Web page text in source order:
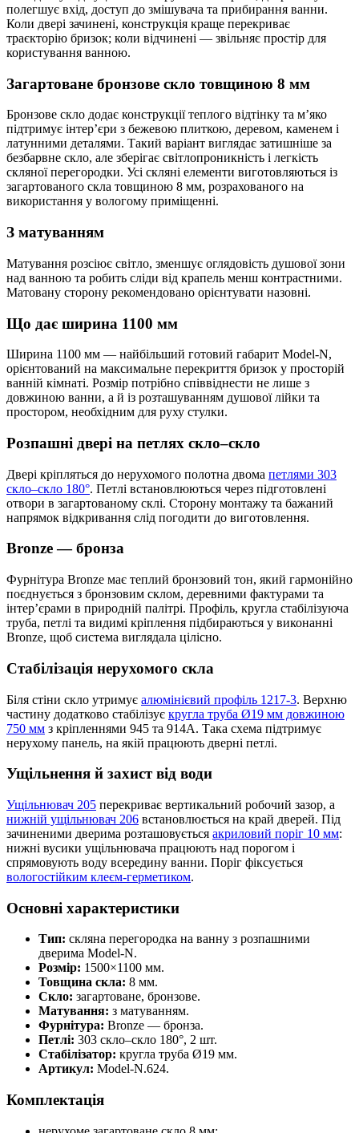
полегшує вхід, доступ до змішувача та прибирання ванни.
Коли двері зачинені, конструкція краще перекриває
траєкторію бризок; коли відчинені — звільняє простір для
користування ванною.
Загартоване бронзове скло товщиною 8 мм
Бронзове скло додає конструкції теплого відтінку та м’яко
підтримує інтер’єри з бежевою плиткою, деревом, каменем і
латунними деталями. Такий варіант виглядає затишніше за
безбарвне скло, але зберігає світлопроникність і легкість
скляної перегородки. Усі скляні елементи виготовляються із
загартованого скла товщиною 8 мм, розрахованого на
використання у вологому приміщенні.
З матуванням
Матування розсіює світло, зменшує оглядовість душової зони
над ванною та робить сліди від крапель менш контрастними.
Матовану сторону рекомендовано орієнтувати назовні.
Що дає ширина 1100 мм
Ширина 1100 мм — найбільший готовий габарит Model-N,
орієнтований на максимальне перекриття бризок у просторій
ванній кімнаті. Розмір потрібно співвіднести не лише з
довжиною ванни, а й із розташуванням душової лійки та
простором, необхідним для руху стулки.
Розпашні двері на петлях скло–скло
Двері кріпляться до нерухомого полотна двома петлями 303
скло–скло 180°. Петлі встановлюються через підготовлені
отвори в загартованому склі. Сторону монтажу та бажаний
напрямок відкривання слід погодити до виготовлення.
Bronze — бронза
Фурнітура Bronze має теплий бронзовий тон, який гармонійно
поєднується з бронзовим склом, деревними фактурами та
інтер’єрами в природній палітрі. Профіль, кругла стабілізуюча
труба, петлі та видимі кріплення підбираються у виконанні
Bronze, щоб система виглядала цілісно.
Стабілізація нерухомого скла
Біля стіни скло утримує алюмінієвий профіль 1217-3. Верхню
частину додатково стабілізує кругла труба Ø19 мм довжиною
750 мм з кріпленнями 945 та 914A. Така схема підтримує
нерухому панель, на якій працюють дверні петлі.
Ущільнення й захист від води
Ущільнювач 205 перекриває вертикальний робочий зазор, а
нижній ущільнювач 206 встановлюється на край дверей. Під
зачиненими дверима розташовується акриловий поріг 10 мм:
нижні вусики ущільнювача працюють над порогом і
спрямовують воду всередину ванни. Поріг фіксується
вологостійким клеєм-герметиком.
Основні характеристики
Тип: скляна перегородка на ванну з розпашними
дверима Model-N.
Розмір: 1500×1100 мм.
Товщина скла: 8 мм.
Скло: загартоване, бронзове.
Матування: з матуванням.
Фурнітура: Bronze — бронза.
Петлі: 303 скло–скло 180°, 2 шт.
Стабілізатор: кругла труба Ø19 мм.
Артикул: Model-N.624.
Комплектація